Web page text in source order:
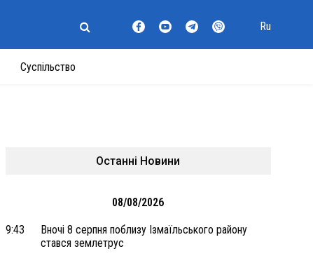
Суспільство
Ru
Останні Новини
08/08/2026
9:43
Вночі 8 серпня поблизу Ізмаїльського району
стався землетрус